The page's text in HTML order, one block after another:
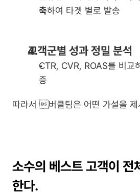
축하여 타겟 별로 발송
고객군별 성과 정밀 분석
CTR, CVR, ROAS를 비교
증
따라서 버클팀은 어떤 가설을 제
소수의 베스트 고객이 전
한다.